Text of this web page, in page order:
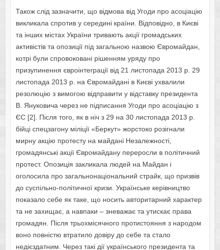
Також слід зазначити, що відмова від Угоди про асоціацію
викликала спротив у середині країни. Відповідно, в Києві
та інших містах України тривають акції громадських
активістів та опозиції під загальною назвою Євромайдан,
котрі були спровоковані рішенням уряду про
призупинення євроінтеграції від 21 листопада 2013 р. 29
листопада 2013 р. на Євромайдані в Києві ухвалили
резолюцію з вимогою відправити у відставку президента
В. Януковича через не підписання Угоди про асоціацію з
ЄС [2]. Після того, як в ніч з 29 на 30 листопада 2013 р.
бійці спецзагону міліції «Беркут» жорстоко розігнали
мирну акцію протесту на майдані Незалежності,
громадянські акції Євромайдану переросли в політичний
протест. Опозиція закликала людей на Майдан і
оголосила про загальнонаціональний страйк, що призвів
до суспільно-політичної кризи. Українське керівництво
показало себе як таке, що носить авторитарний характер
та не захищає, а навпаки – зневажає та утискає права
громадян. Після трьохмісячного протистояння з народом
воно повністю втратило довіру до себе та стало
недієздатним. Через такі дії українського президента та